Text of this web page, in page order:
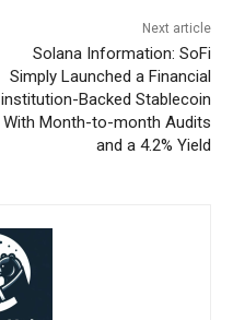
Next article
Solana Information: SoFi
Simply Launched a Financial
institution-Backed Stablecoin
With Month-to-month Audits
and a 4.2% Yield